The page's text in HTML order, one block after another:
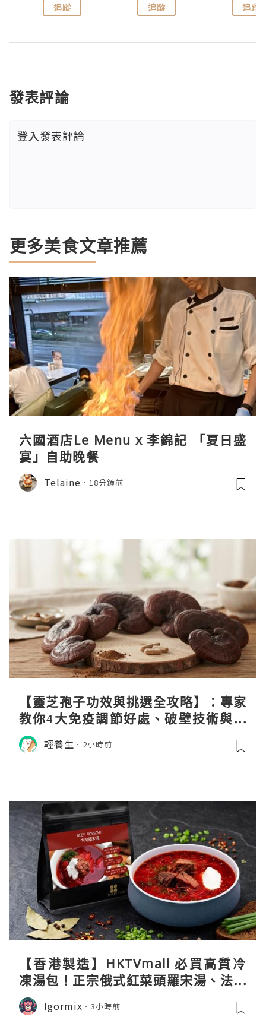
追蹤 追蹤 追蹤
發表評論
登入發表評論
更多美食文章推薦
六國酒店Le Menu x 李錦記 「夏日盛
宴」自助晚餐
Telaine 18分鐘前
【靈芝孢子功效與挑選全攻略】：專家
教你4大免疫調節好處、破壁技術與挑
選秘訣
輕養生 2小時前
【香港製造】HKTVmall 必買高質冷
凍湯包！正宗俄式紅菜頭羅宋湯、法式
龍蝦濃湯與生酮膠原蛋白骨頭湯全攻略
Igormix 3小時前